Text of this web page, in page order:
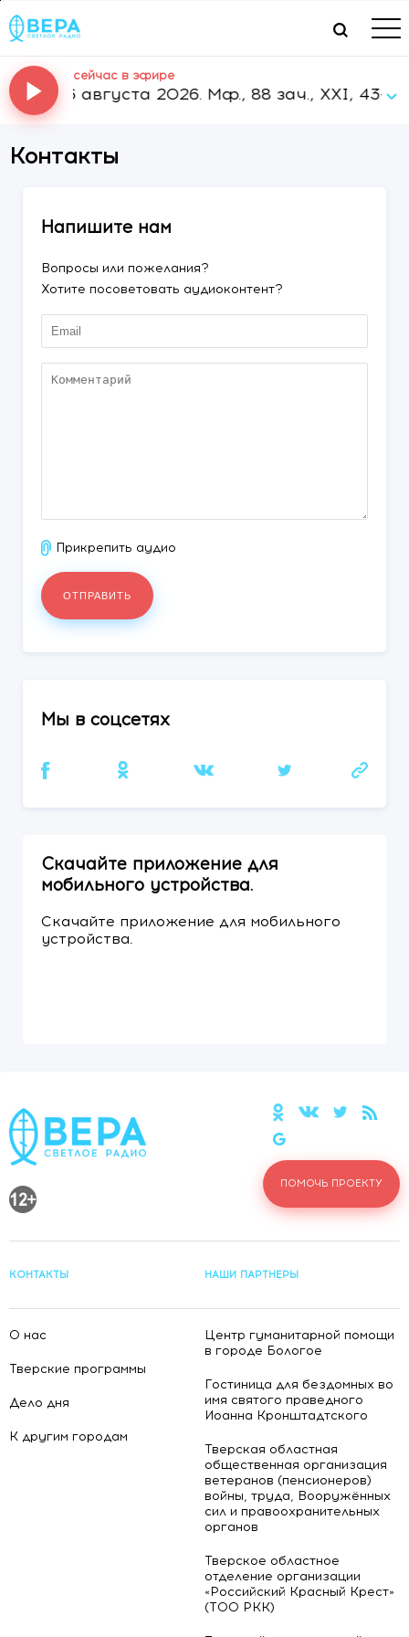
сейчас в эфире
- 06 августа 2026. Мф., 88 зач., XXI, 43-46
Контакты
Напишите нам
Вопросы или пожелания?
Хотите посоветовать аудиоконтент?
Прикрепить аудио
Мы в соцсетях
Скачайте приложение для
мобильного устройства.
Скачайте приложение для мобильного
устройства.
КОНТАКТЫ НАШИ ПАРТНЕРЫ
О нас
Тверские программы
Дело дня
К другим городам
Центр гуманитарной помощи
в городе Бологое
Гостиница для бездомных во
имя святого праведного
Иоанна Кронштадтского
Тверская областная
общественная организация
ветеранов (пенсионеров)
войны, труда, Вооружённых
сил и правоохранительных
органов
Тверское областное
отделение организации
«Российский Красный Крест»
(ТОО РКК)
ПОМОЧЬ ПРОЕКТУ